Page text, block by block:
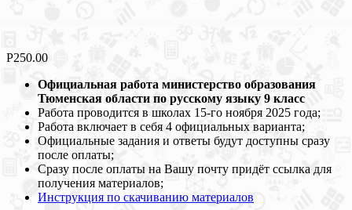
Р250.00
Официальная работа министерство образования
Тюменская области по русскому языку 9 класс
Работа проводится в школах 15-го ноября 2025 года;
Работа включает в себя 4 официальных варианта;
Официальные задания и ответы будут доступны сразу
после оплаты;
Сразу после оплаты на Вашу почту придёт ссылка для
получения материалов;
Инструкция по скачиванию материалов